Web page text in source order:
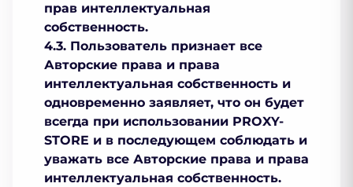
прав интеллектуальная
собственность.
4.3. Пользователь признает все
Авторские права и права
интеллектуальная собственность и
одновременно заявляет, что он будет
всегда при использовании PROXY-
STORE и в последующем соблюдать и
уважать все Авторские права и права
интеллектуальная собственность.